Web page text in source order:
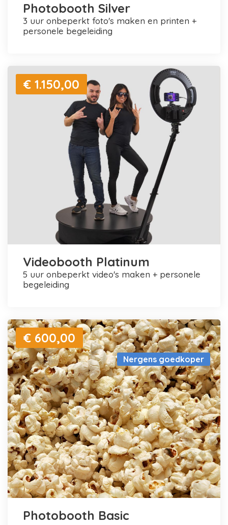
Photobooth Silver
3 uur onbeperkt foto's maken en printen +
personele begeleiding
€ 1.150,00
Videobooth Platinum
5 uur onbeperkt video's maken + personele
begeleiding
Nergens goedkoper
€ 600,00
Photobooth Basic